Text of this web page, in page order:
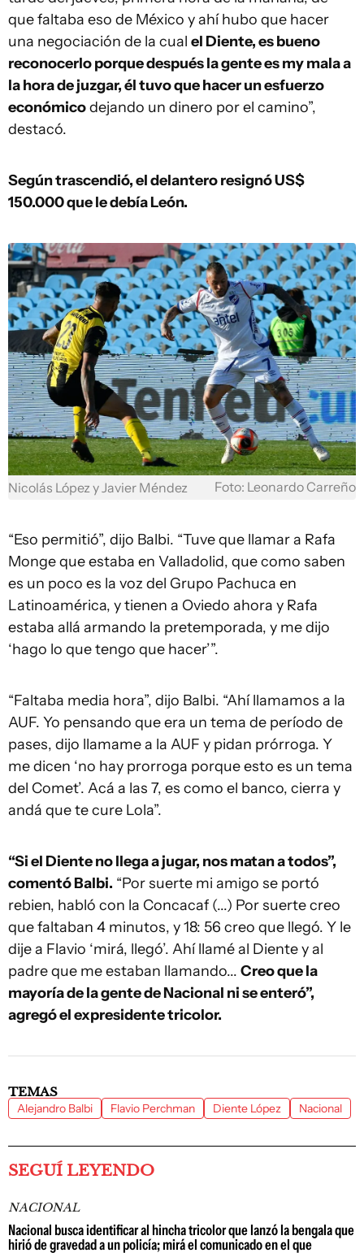
que faltaba eso de México y ahí hubo que hacer
una negociación de la cual el Diente, es bueno
reconocerlo porque después la gente es my mala a
la hora de juzgar, él tuvo que hacer un esfuerzo
económicodejando un dinero por el camino”,
destacó.
Según trascendió, el delantero resignó US$
150.000 que le debía León.
Nicolás López y Javier Méndez Foto: Leonardo Carreño
“Eso permitió”, dijo Balbi. “Tuve que llamar a Rafa
Monge que estaba en Valladolid, que como saben
es un poco es la voz del Grupo Pachuca en
Latinoamérica, y tienen a Oviedo ahora y Rafa
estaba allá armando la pretemporada, y me dijo
‘hago lo que tengo que hacer’”.
“Faltaba media hora”, dijo Balbi. “Ahí llamamos a la
AUF. Yo pensando que era un tema de período de
pases, dijo llamame a la AUF y pidan prórroga. Y
me dicen ‘no hay prorroga porque esto es un tema
del Comet’. Acá a las 7, es como el banco, cierra y
andá que te cure Lola”.
“Si el Diente no llega a jugar, nos matan a todos”,
comentó Balbi. “Por suerte mi amigo se portó
rebien, habló con la Concacaf (...) Por suerte creo
que faltaban 4 minutos, y 18: 56 creo que llegó. Y le
dije a Flavio ‘mirá, llegó’. Ahí llamé al Diente y al
padre que me estaban llamando... Creo que la
mayoría de la gente de Nacional ni se enteró”,
agregó el expresidente tricolor.
TEMAS
Alejandro Balbi Flavio Perchman Diente López Nacional
SEGUÍ LEYENDO
NACIONAL
Nacional busca identificar al hincha tricolor que lanzó la bengala que
hirió de gravedad a un policía; mirá el comunicado en el que